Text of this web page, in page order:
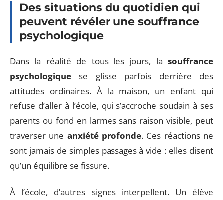
Des situations du quotidien qui
peuvent révéler une souffrance
psychologique
Dans la réalité de tous les jours, la souffrance
psychologique se glisse parfois derrière des
attitudes ordinaires. À la maison, un enfant qui
refuse d’aller à l’école, qui s’accroche soudain à ses
parents ou fond en larmes sans raison visible, peut
traverser une anxiété profonde. Ces réactions ne
sont jamais de simples passages à vide : elles disent
qu’un équilibre se fissure.
À l’école, d’autres signes interpellent. Un élève